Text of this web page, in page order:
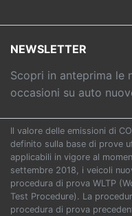
NEWSLETTER
Scopri in anteprima le
occasioni su auto
Il valore delle emissioni di
definito sulla base di prove
applicabili in vigore al
settembre 2018, i veicoli
procedura di prova WLTP
Test Procedure). La
procedura di prova